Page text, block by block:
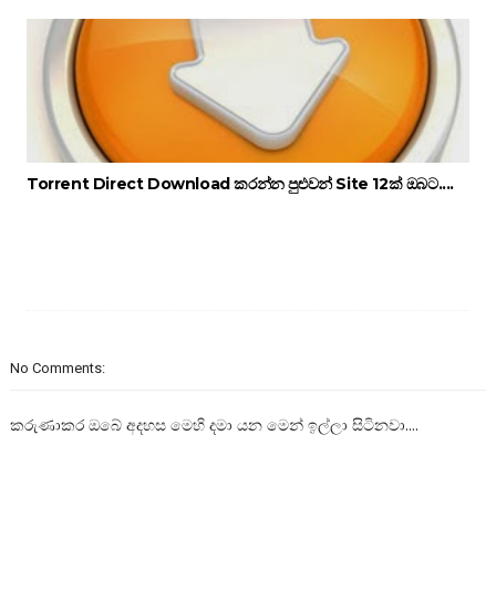
Torrent Direct Download කරන්න පුළුවන් Site 12ක් ඔබට....
No Comments:
කරුණාකර ඔබේ අදහස මෙහි දමා යන මෙන් ඉල්ලා සිටිනවා....